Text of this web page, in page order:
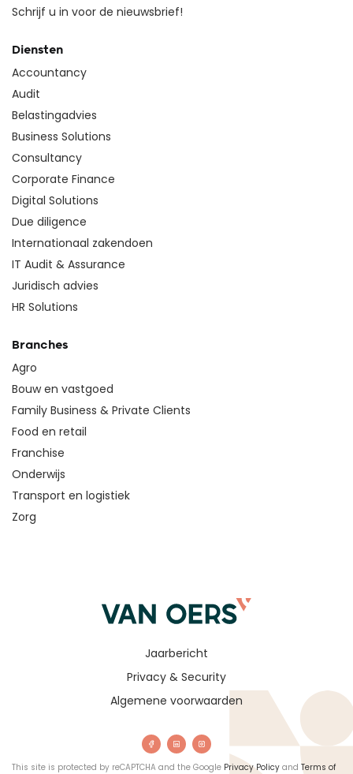
Schrijf u in voor de nieuwsbrief!
Diensten
Accountancy
Audit
Belastingadvies
Business Solutions
Consultancy
Corporate Finance
Digital Solutions
Due diligence
Internationaal zakendoen
IT Audit & Assurance
Juridisch advies
HR Solutions
Branches
Agro
Bouw en vastgoed
Family Business & Private Clients
Food en retail
Franchise
Onderwijs
Transport en logistiek
Zorg
Algemene voorwaarden
Privacy & Security
Jaarbericht
This site is protected by reCAPTCHA and the Google Privacy Policy and Terms of